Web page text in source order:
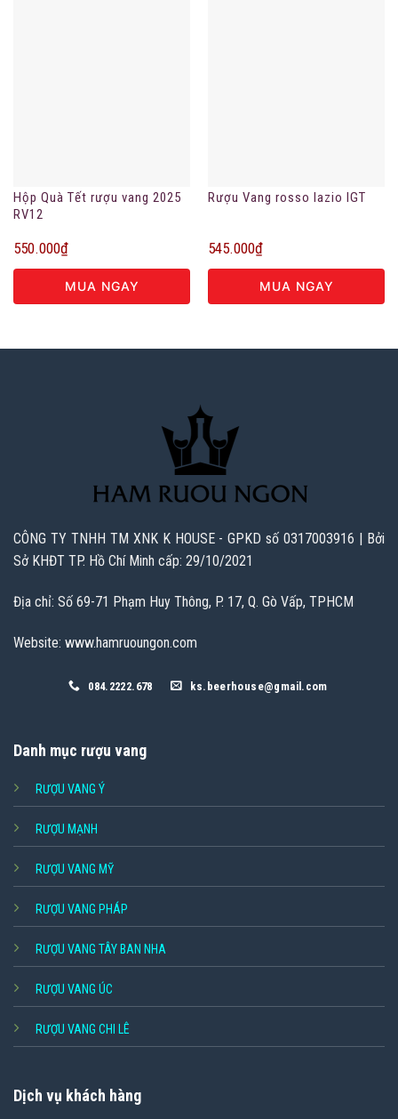
Hộp Quà Tết rượu vang 2025
RV12
550.000₫
MUA NGAY
Rượu Vang rosso lazio IGT
545.000₫
MUA NGAY
CÔNG TY TNHH TM XNK K HOUSE - GPKD số 0317003916 | Bởi
Sở KHĐT TP. Hồ Chí Minh cấp: 29/10/2021
Địa chỉ: Số 69-71 Phạm Huy Thông, P. 17, Q. Gò Vấp, TPHCM
Website: www.hamruoungon.com
084.2222.678 ks.beerhouse@gmail.com
Danh mục rượu vang
RƯỢU VANG Ý
RƯỢU MẠNH
RƯỢU VANG MỸ
RƯỢU VANG PHÁP
RƯỢU VANG TÂY BAN NHA
RƯỢU VANG ÚC
RƯỢU VANG CHI LÊ
Dịch vụ khách hàng